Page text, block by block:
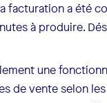
facturation a été
à produire.
une
de vente selon